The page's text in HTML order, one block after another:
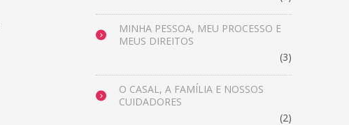
MINHA PESSOA, MEU PROCESSO E
MEUS DIREITOS
(3)
O CASAL, A FAMÍLIA E NOSSOS
CUIDADORES
(2)